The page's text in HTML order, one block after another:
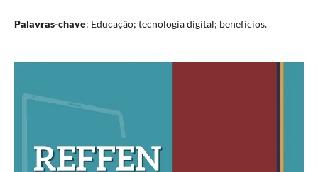
Palavras-chave: Educação; tecnologia digital; benefícios.